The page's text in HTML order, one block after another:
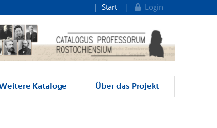
Start Login
Kataloge Über das Projekt